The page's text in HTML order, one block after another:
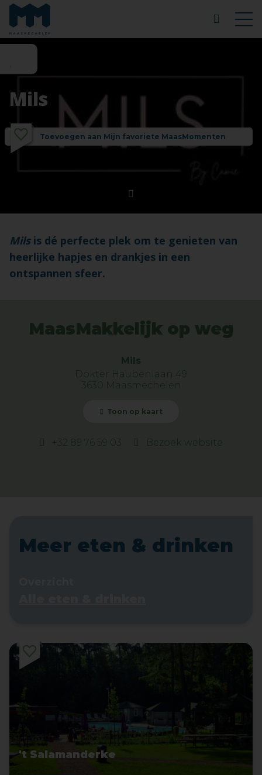
Mils
Toevoegen aan Mijn favoriete MaasMomenten
Milsis dé perfecte plek om te genieten van
heerlijke hapjes en drankjes in een
ontspannen sfeer.
MaasMakkelijk op weg
Mils
Dokter Haubenlaan 49
3630 Maasmechelen
Toon op kaart
+32 89 76 59 03 Bezoek website
Meer eten & drinken
't Salamanderke